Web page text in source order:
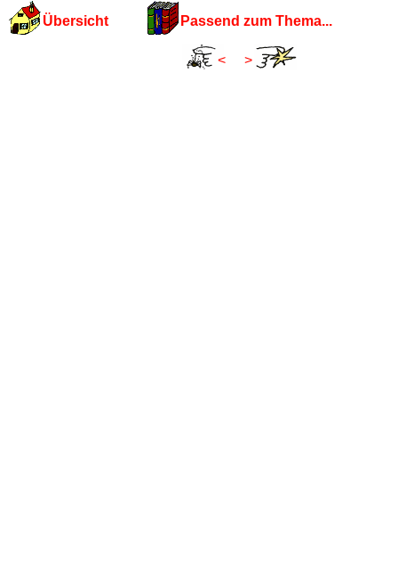
Übersicht Passend zum Thema...
< >